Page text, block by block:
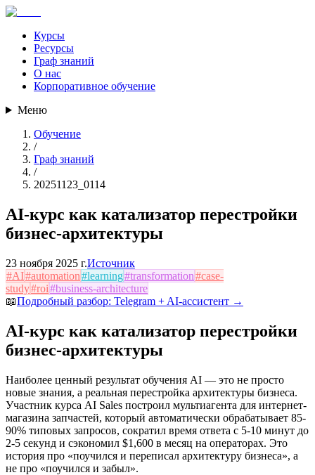
Курсы
Ресурсы
Граф знаний
О нас
Корпоративное обучение
Меню
Обучение
/
Граф знаний
/
20251123_0114
AI-курс как катализатор перестройки
бизнес-архитектуры
23 ноября 2025 г.Источник
#AI#automation#learning#transformation#case-
study#roi#business-architecture
📖Подробный разбор: Telegram + AI-ассистент →
AI-курс как катализатор перестройки
бизнес-архитектуры
Наиболее ценный результат обучения AI — это не просто
новые знания, а реальная перестройка архитектуры бизнеса.
Участник курса AI Sales построил мультиагента для интернет-
магазина запчастей, который автоматически обрабатывает 85-
90% типовых запросов, сократил время ответа с 5-10 минут до
2-5 секунд и сэкономил $1,600 в месяц на операторах. Это
история про «поучился и переписал архитектуру бизнеса», а
не про «поучился и забыл».